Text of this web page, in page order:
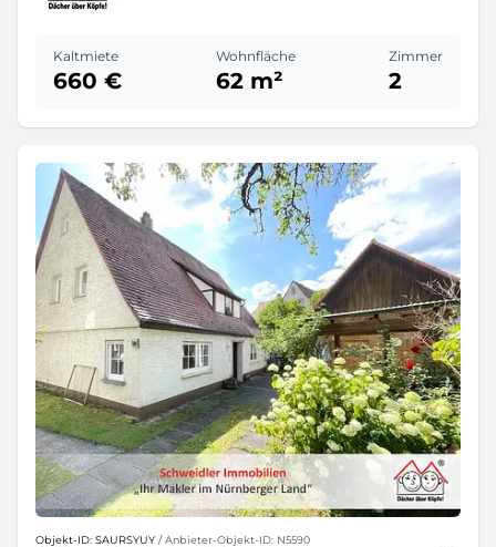
Kaltmiete
660 €
Wohnfläche
62 m²
Zimmer
2
Objekt-ID: SAURSYUY / Anbieter-Objekt-ID: N5590